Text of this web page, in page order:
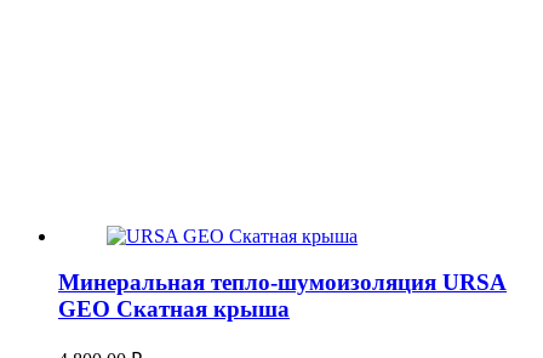
Минеральная тепло-шумоизоляция URSA
GEO Скатная крыша